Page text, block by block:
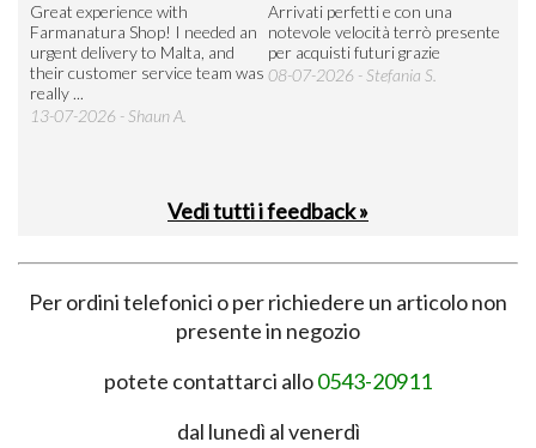
Great experience with
Farmanatura Shop! I needed an
urgent delivery to Malta, and
their customer service team was
really ...
13-07-2026 - Shaun A.
Arrivati perfetti e con una
notevole velocità terrò presente
per acquisti futuri grazie
08-07-2026 - Stefania S.
Vedi tutti i feedback »
Per ordini telefonici o per richiedere un articolo non
presente in negozio
potete contattarci allo0543-20911
dal lunedì al venerdì